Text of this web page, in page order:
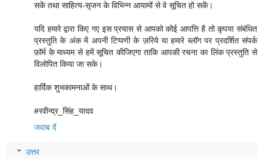
सकें तथा साहित्य-सृजन के विभिन्न आयामों से वे सूचित हो सकें।
यदि हमारे द्वारा किए गए इस प्रयास से आपको कोई आपत्ति है तो कृपया संबंधित
प्रस्तुति के अंक में अपनी टिप्पणी के ज़रिये या हमारे ब्लॉग पर प्रदर्शित संपर्क
फ़ॉर्म के माध्यम से हमें सूचित कीजिएगा ताकि आपकी रचना का लिंक प्रस्तुति से
विलोपित किया जा सके।
हार्दिक शुभकामनाओं के साथ।
#रवीन्द्र_सिंह_यादव
जवाब दें
उत्तर